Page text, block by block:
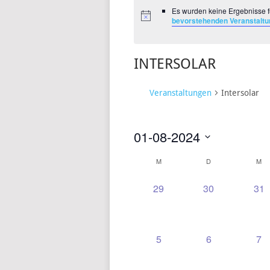
Es wurden keine
bevorstehenden
INTERSOLAR
Veranstaltungen Intersolar
01-08-2024
wählen.
KALENDER
VON
M D M
0
29
0
30
0
31
0
5
0
6
0
7